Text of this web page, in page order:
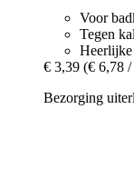
Voor
Tegen
€ 3,39 (€ 6,78
Bezorging